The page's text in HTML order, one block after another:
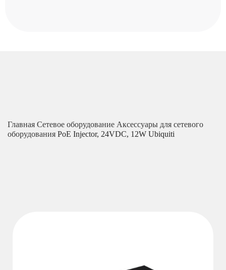
Главная Сетевое оборудование Аксессуары для сетевого
оборудования PoE Injector, 24VDC, 12W Ubiquiti